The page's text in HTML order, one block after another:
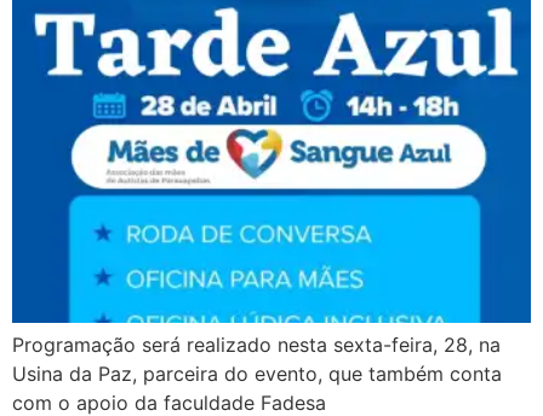
Programação será realizado nesta sexta-feira, 28, na
Usina da Paz, parceira do evento, que também conta
com o apoio da faculdade Fadesa